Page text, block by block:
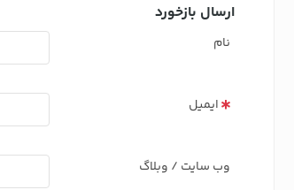
ارسال بازخورد
نام
ایمیل
وب سایت / وبلاگ